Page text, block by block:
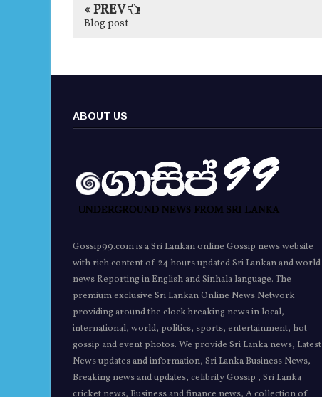
« PREV
Blog post
ABOUT US
Gossip99.com is a Sri Lankan online Gossip news website
with rich content of 24 hours updated Sri Lankan and world
news Reporting in English and Sinhala language. The
premium exclusive Sri Lankan Online News Network
providing around the clock breaking news in local,
international, world, politics, sports, entertainment, hot
gossip and event photos. We provide Sri Lanka news, Latest
News updates and information, Sri Lanka Business News,
Breaking news and updates, celibrity Gossip , Sri Lanka
cricket news, Business and finance news, A collection of